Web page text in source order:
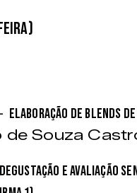
Elaboração de Blends de
de Souza
Degustação e Avaliação